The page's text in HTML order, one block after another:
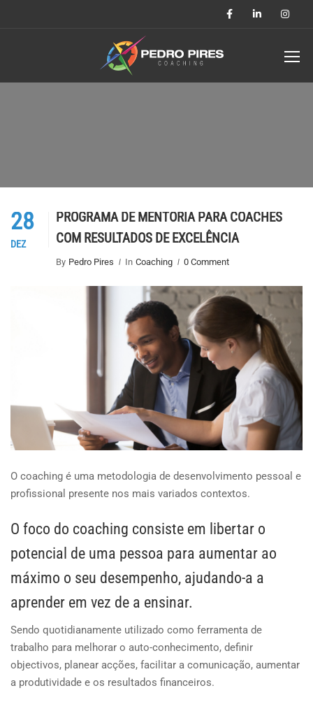
28
DEZ
PROGRAMA DE MENTORIA PARA COACHES
COM RESULTADOS DE EXCELÊNCIA
By Pedro Pires In Coaching 0 Comment
O coaching é uma metodologia de desenvolvimento pessoal e
profissional presente nos mais variados contextos.
O foco do coaching consiste em libertar o
potencial de uma pessoa para aumentar ao
máximo o seu desempenho, ajudando-a a
aprender em vez de a ensinar.
Sendo quotidianamente utilizado como ferramenta de
trabalho para melhorar o auto-conhecimento, definir
objectivos, planear acções, facilitar a comunicação, aumentar
a produtividade e os resultados financeiros.